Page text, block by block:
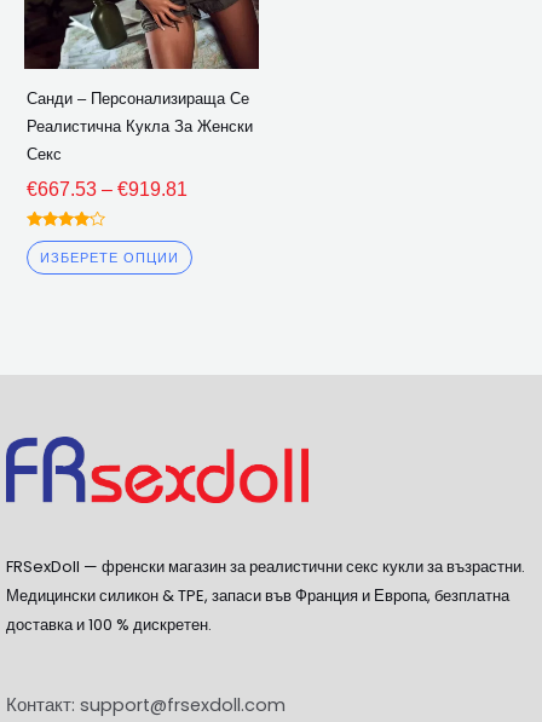
Санди – Персонализираща Се
Реалистична Кукла За Женски
Секс
€667.53 – €919.81
Оценена
4.00
извън 5
ИЗБЕРЕТЕ ОПЦИИ
да
бъдат
на
FRSexDoll — френски магазин за реалистични секс кукли за възрастни.
Медицински силикон & TPE, запаси във Франция и Европа, безплатна
доставка и 100 % дискретен.
Контакт: support@frsexdoll.com